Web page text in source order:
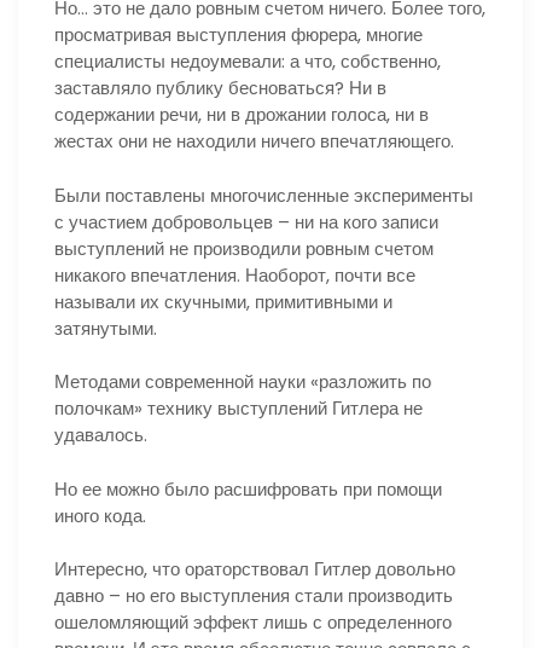
Но… это не дало ровным счетом ничего. Более того,
просматривая выступления фюрера, многие
специалисты недоумевали: а что, собственно,
заставляло публику бесноваться? Ни в
содержании речи, ни в дрожании голоса, ни в
жестах они не находили ничего впечатляющего.
Были поставлены многочисленные эксперименты
с участием добровольцев – ни на кого записи
выступлений не производили ровным счетом
никакого впечатления. Наоборот, почти все
называли их скучными, примитивными и
затянутыми.
Методами современной науки «разложить по
полочкам» технику выступлений Гитлера не
удавалось.
Но ее можно было расшифровать при помощи
иного кода.
Интересно, что ораторствовал Гитлер довольно
давно – но его выступления стали производить
ошеломляющий эффект лишь с определенного